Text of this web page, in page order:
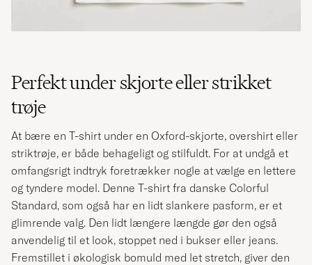
Perfekt under skjorte eller strikket
trøje
At bære en T-shirt under en Oxford-skjorte, overshirt eller
striktrøje, er både behageligt og stilfuldt. For at undgå et
omfangsrigt indtryk foretrækker nogle at vælge en lettere
og tyndere model. Denne T-shirt fra danske Colorful
Standard, som også har en lidt slankere pasform, er et
glimrende valg. Den lidt længere længde gør den også
anvendelig til et look, stoppet ned i bukser eller jeans.
Fremstillet i økologisk bomuld med let stretch, giver den